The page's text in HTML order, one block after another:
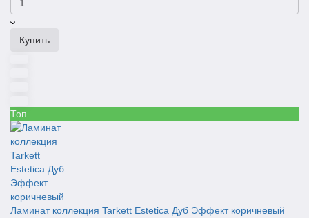
Купить
Топ
Ламинат коллекция Tarkett Estetica Дуб Эффект коричневый